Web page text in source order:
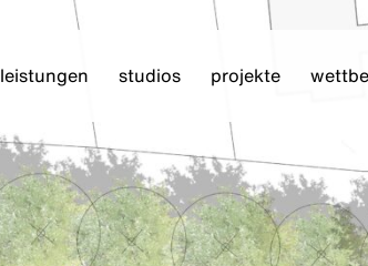
leistungen studios projekte